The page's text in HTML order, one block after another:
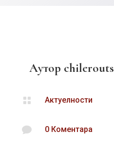
Аутор chilerouts
 Актуелности
 0 Коментара